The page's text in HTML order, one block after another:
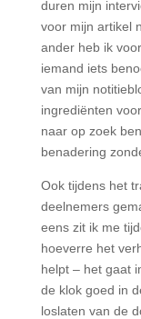
duren mijn
voor mijn artikel
ander heb ik
iemand iets
van mijn
ingrediënten
naar op zoek
benadering
Ook tijdens het
deelnemers
eens zit ik me
hoeverre het
helpt – het gaat
de klok goed in
loslaten van de